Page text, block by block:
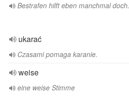
Bestrafen hilft eben manchmal doch.
ukarać
Czasami pomaga karanie.
weise
eine weise Stimme